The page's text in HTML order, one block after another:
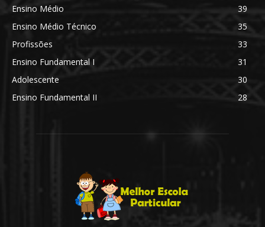
Ensino Médio
39
Ensino Médio Técnico
35
Profissões
33
Ensino Fundamental I
31
Adolescente
30
Ensino Fundamental II
28